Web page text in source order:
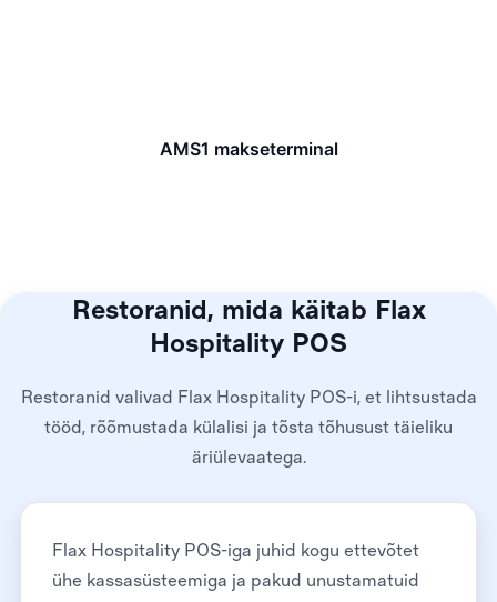
AMS1 makseterminal
Restoranid, mida käitab Flax
Hospitality POS
Restoranid valivad Flax Hospitality POS-i, et lihtsustada
tööd, rõõmustada külalisi ja tõsta tõhusust täieliku
äriülevaatega.
Flax Hospitality POS-iga juhid kogu ettevõtet
ühe kassasüsteemiga ja pakud unustamatuid